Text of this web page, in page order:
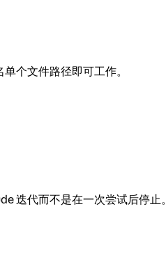
个文件路径即可工作。
迭代而不是在一次尝试后停止。